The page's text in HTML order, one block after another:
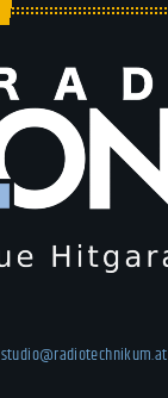
studio@radiotechnikum.at